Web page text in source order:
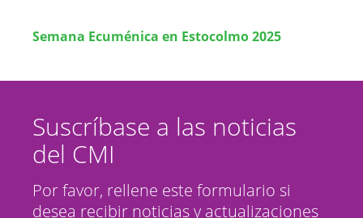
Semana Ecuménica en Estocolmo 2025
Suscríbase a las noticias
del CMI
Por favor, rellene este formulario si
desea recibir noticias y actualizaciones